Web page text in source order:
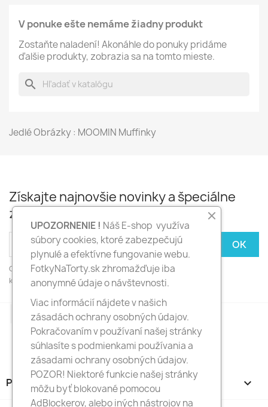
V ponuke ešte nemáme žiadny produkt
Zostaňte naladení! Akonáhle do ponuky pridáme
ďalšie produkty, zobrazia sa na tomto mieste.
search
Jedlé Obrázky : MOOMIN Muffinky
Získajte najnovšie novinky a špeciálne
zľavy
Odber noviniek môžete kedykoľvek zrušiť. Ak to chcete urobiť,
kontaktujte nás.
FacebookInstagram
PRODUKTY 
UPOZORNENIE ! Náš E-shop využíva
súbory cookies, ktoré zabezpečujú
plynulé a efektívne fungovanie webu.
FotkyNaTorty.sk zhromažďuje iba
anonymné údaje o návštevnosti.
Viac informácií nájdete v našich
zásadách ochrany osobných údajov.
Pokračovaním v používaní našej stránky
súhlasíte s podmienkami používania a
zásadami ochrany osobných údajov.
POZOR! Niektoré funkcie našej stránky
môžu byť blokované pomocou
AdBlockerov, alebo iných nástrojov na